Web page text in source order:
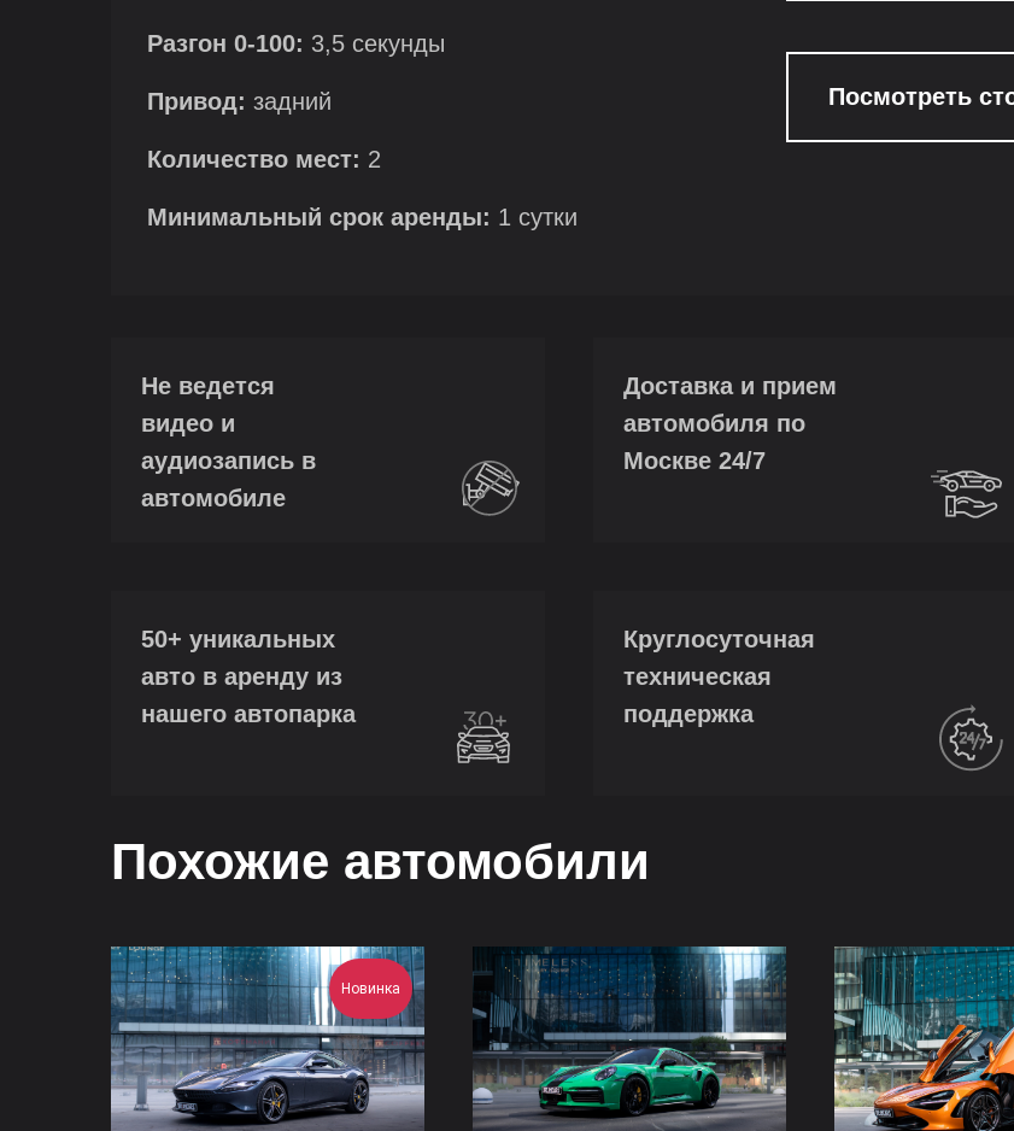
Разгон 0-100: 3,5 секунды
Привод: задний
Количество мест: 2
Минимальный срок аренды: 1 сутки
Посмотреть
Не ведется
видео и
аудиозапись в
автомобиле
Доставка и прием
автомобиля по
Москве 24/7
50+ уникальных
авто в аренду из
нашего автопарка
Круглосуточная
техническая
поддержка
Похожие автомобили
Новинка